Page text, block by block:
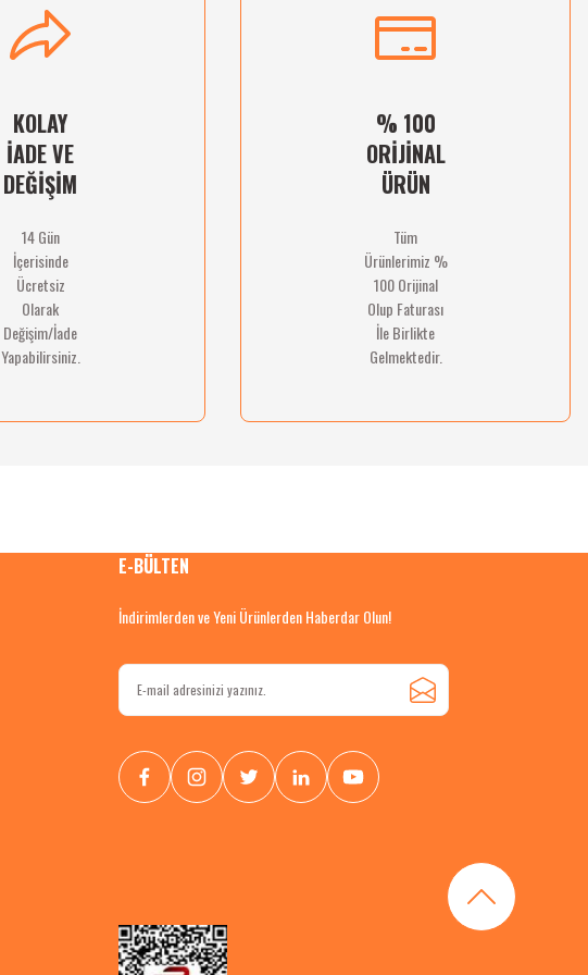
KOLAY
İADE VE
DEĞİŞİM
14 Gün
İçerisinde
Ücretsiz
Olarak
Değişim/İade
Yapabilirsiniz.
% 100
ORİJİNAL
ÜRÜN
Tüm
Ürünlerimiz %
100 Orijinal
Olup Faturası
İle Birlikte
Gelmektedir.
E-BÜLTEN
İndirimlerden ve Yeni Ürünlerden Haberdar Olun!